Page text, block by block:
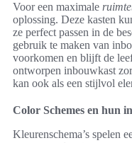
Voor een maximale
oplossing. Deze kasten
ze perfect passen in de
gebruik te maken van
voorkomen en blijft de
ontworpen inbouwkast
kan ook als een stijlvol
Color Schemes en hun
Kleurenschema’s spelen